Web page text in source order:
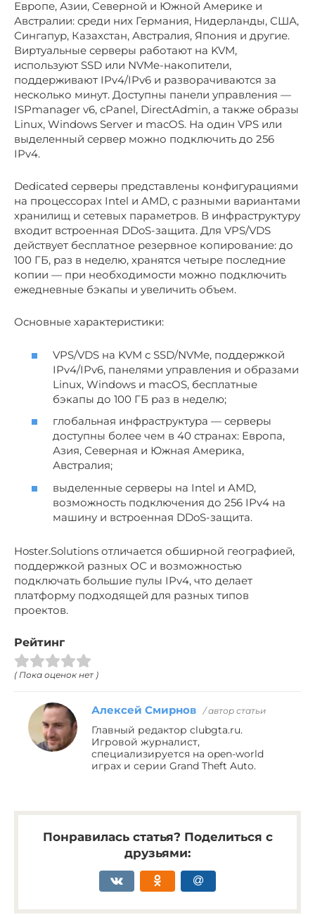
Европе, Азии, Северной и Южной Америке и
Австралии: среди них Германия, Нидерланды, США,
Сингапур, Казахстан, Австралия, Япония и другие.
Виртуальные серверы работают на KVM,
используют SSD или NVMe-накопители,
поддерживают IPv4/IPv6 и разворачиваются за
несколько минут. Доступны панели управления —
ISPmanager v6, cPanel, DirectAdmin, а также образы
Linux, Windows Server и macOS. На один VPS или
выделенный сервер можно подключить до 256
IPv4.
Dedicated серверы представлены конфигурациями
на процессорах Intel и AMD, с разными вариантами
хранилищ и сетевых параметров. В инфраструктуру
входит встроенная DDoS-защита. Для VPS/VDS
действует бесплатное резервное копирование: до
100 ГБ, раз в неделю, хранятся четыре последние
копии — при необходимости можно подключить
ежедневные бэкапы и увеличить объем.
Основные характеристики:
VPS/VDS на KVM с SSD/NVMe, поддержкой
IPv4/IPv6, панелями управления и образами
Linux, Windows и macOS, бесплатные
бэкапы до 100 ГБ раз в неделю;
глобальная инфраструктура — серверы
доступны более чем в 40 странах: Европа,
Азия, Северная и Южная Америка,
Австралия;
выделенные серверы на Intel и AMD,
возможность подключения до 256 IPv4 на
машину и встроенная DDoS-защита.
Hoster.Solutions отличается обширной географией,
поддержкой разных ОС и возможностью
подключать большие пулы IPv4, что делает
платформу подходящей для разных типов
проектов.
Рейтинг
( Пока оценок нет )
Алексей Смирнов / автор статьи
Главный редактор clubgta.ru.
Игровой журналист,
специализируется на open-world
играх и серии Grand Theft Auto.
Понравилась статья? Поделиться с
друзьями: